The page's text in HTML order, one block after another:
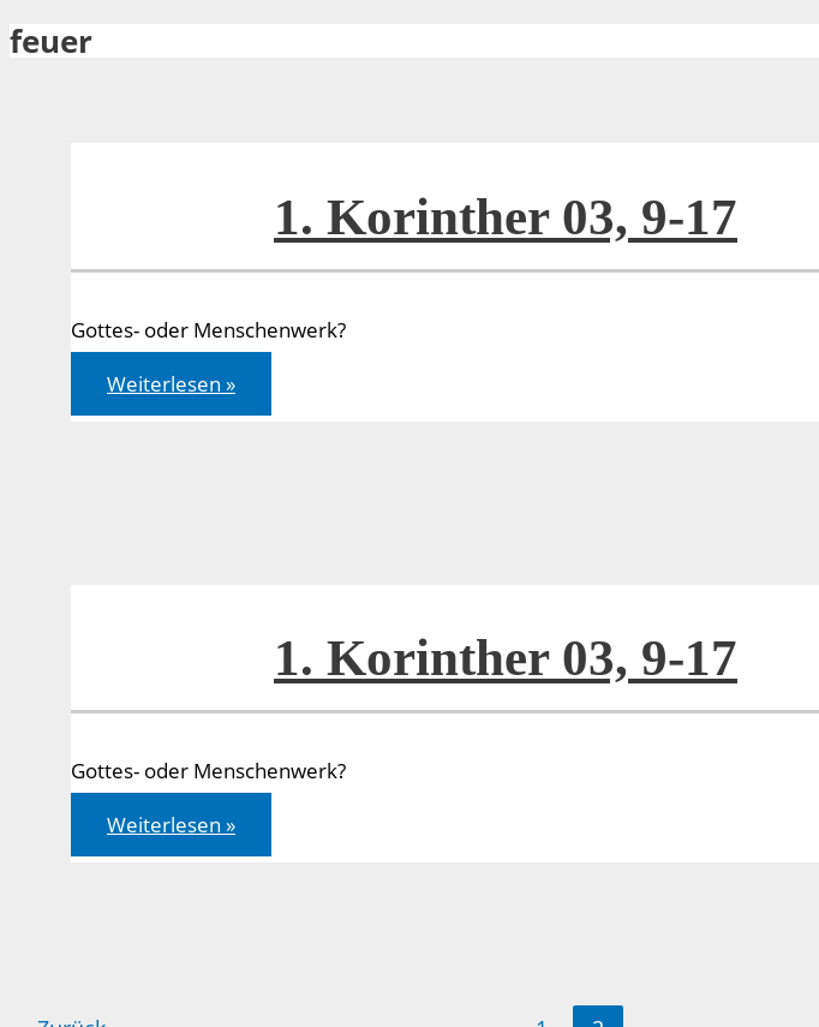
feuer
1. Korinther 03, 9-17
Gottes- oder Menschenwerk?
1.
Korinther
03,
Weiterlesen »
1. Korinther 03, 9-17
Gottes- oder Menschenwerk?
1.
Korinther
03,
Weiterlesen »